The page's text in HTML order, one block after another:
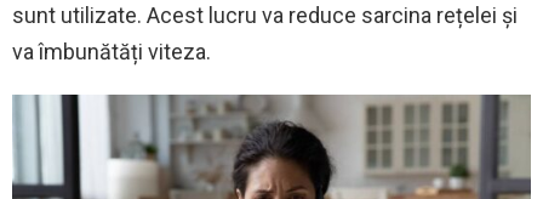
sunt utilizate. Acest lucru va reduce sarcina rețelei și
va îmbunătăți viteza.